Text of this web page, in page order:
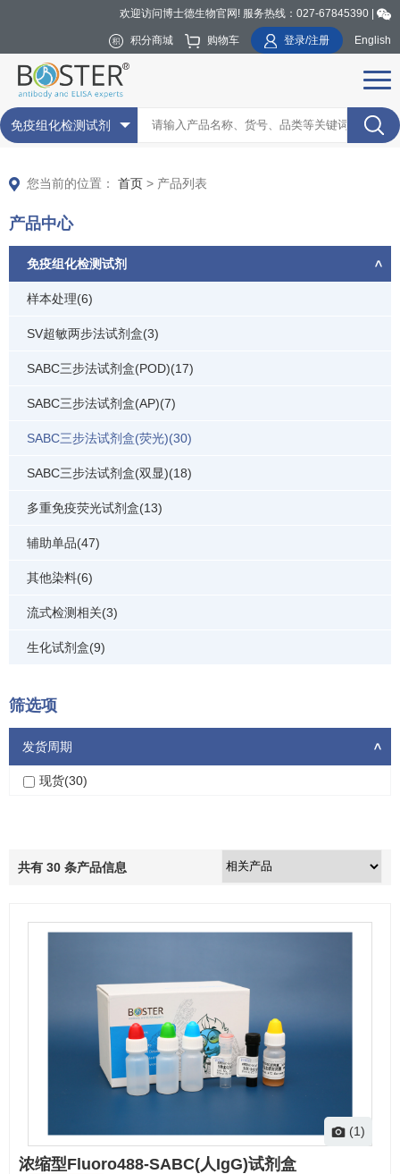
欢迎访问博士德生物官网! 服务热线：027-67845390 |
积分商城 购物车 登录/注册 English
免疫组化检测试剂
您当前的位置： 首页 > 产品列表
产品中心
免疫组化检测试剂
样本处理(6)
SV超敏两步法试剂盒(3)
SABC三步法试剂盒(POD)(17)
SABC三步法试剂盒(AP)(7)
SABC三步法试剂盒(荧光)(30)
SABC三步法试剂盒(双显)(18)
多重免疫荧光试剂盒(13)
辅助单品(47)
其他染料(6)
流式检测相关(3)
生化试剂盒(9)
筛选项
发货周期 >
现货(30)
共有 30 条产品信息
(1)
浓缩型Fluoro488-SABC(人IgG)试剂盒